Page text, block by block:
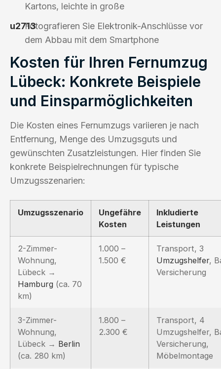
Kartons, leichte in große
Fotografieren Sie Elektronik-Anschlüsse vor
dem Abbau mit dem Smartphone
Kosten für Ihren Fernumzug
Lübeck: Konkrete Beispiele
und Einsparmöglichkeiten
Die Kosten eines Fernumzugs variieren je nach
Entfernung, Menge des Umzugsguts und
gewünschten Zusatzleistungen. Hier finden Sie
konkrete Beispielrechnungen für typische
Umzugsszenarien:
Umzugsszenario
Ungefähre
Kosten
Inkludierte
Leistungen
2-Zimmer-
Wohnung,
Lübeck →
Hamburg (ca. 70
km)
1.000 –
1.500 €
Transport, 3
Umzugshelfer,
Versicherung
3-Zimmer-
Wohnung,
Lübeck → Berlin
(ca. 280 km)
1.800 –
2.300 €
Transport, 4
Umzugshelfer,
Versicherung,
Möbelmontage